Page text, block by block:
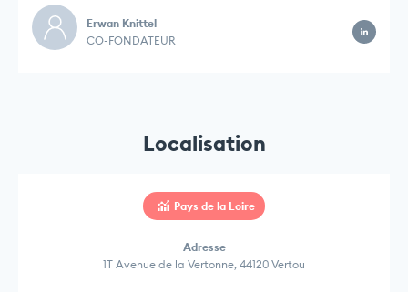
Erwan Knittel
CO-FONDATEUR
Localisation
Pays de la Loire
Adresse
1T Avenue de la Vertonne, 44120 Vertou